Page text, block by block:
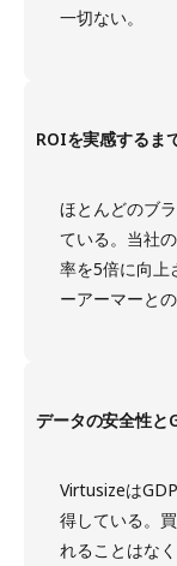
一切ない。
ROIを実感するま
ほとんどのブ
ている。当社
率を5倍に向上
ーアーマーと
データの安全性と
Virtusizeは
得している。
れることはな